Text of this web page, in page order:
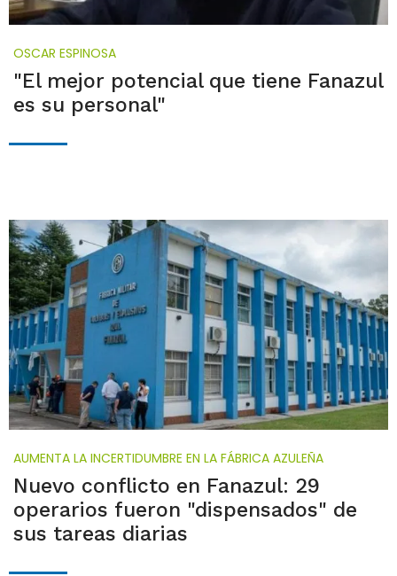
OSCAR ESPINOSA
"El mejor potencial que tiene Fanazul
es su personal"
AUMENTA LA INCERTIDUMBRE EN LA FÁBRICA AZULEÑA
Nuevo conflicto en Fanazul: 29
operarios fueron "dispensados" de
sus tareas diarias